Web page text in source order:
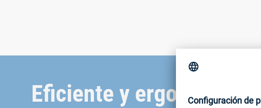
Eficiente y ergonómica